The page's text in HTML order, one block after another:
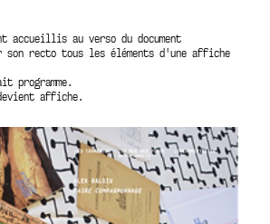
accueillis au verso du document
son recto tous les éléments d'une affiche
affiche.